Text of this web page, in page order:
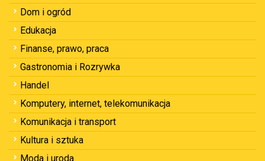
Dom i ogród
Edukacja
Finanse, prawo, praca
Gastronomia i Rozrywka
Handel
Komputery, internet, telekomunikacja
Komunikacja i transport
Kultura i sztuka
Moda i uroda